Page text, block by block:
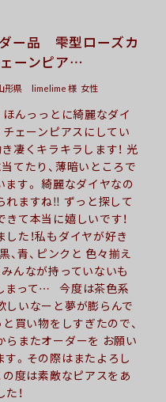
ー品 雫型ローズカ
ーンピア…
形県 limelime 様 女性
ほんっっとに綺麗なダイ
チェーンピアスにしてい
凄くキラキラします！ 光
てたり、薄暗いところで
ます。 綺麗なダイヤなの
れますね‼︎ ずっと探して
て本当に嬉しいです！
た！私もダイヤが好き
黒、青、ピンクと 色々揃え
んなが持っていないも
まって… 今度は茶色系
しいなーと夢が膨らんで
買い物をしすぎたので、
らまたオーダーを お願い
す。その際はまたよろし
の度は素敵なピアスをあ
！